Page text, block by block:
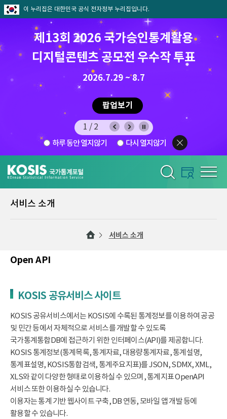
이 누리집은 대한민국 공식 전자정부 누리집입니다.
제13회 2026 국가승인통계활용
디지털콘텐츠 공모전 우수작 투표
2026.7.29 ~ 8.7
팝업보기
8.7.(금) ~ 8.21.(금)
1/2
하루 동안 열지않기 다시 열지않기
서비스 소개
서비스 소개
Open API
KOSIS 공유서비스 사이트
KOSIS 공유서비스에서는 KOSIS에 수록된 통계정보를 이용하여 공공
및 민간 등에서 자체적으로 서비스를 개발할 수 있도록
국가통계통합DB에 접근하기 위한 인터페이스(API)를 제공합니다.
KOSIS 통계정보(통계목록, 통계자료, 대용량통계자료, 통계설명,
통계표설명, KOSIS통합검색, 통계주요지표)를 JSON, SDMX, XML,
XLS와 같이 다양한 형태로 이용하실 수 있으며, 통계지표 OpenAPI
서비스 또한 이용하실 수 있습니다.
이용자는 통계 기반 웹사이트 구축, DB 연동, 모바일 앱 개발 등에
활용할 수 있습니다.